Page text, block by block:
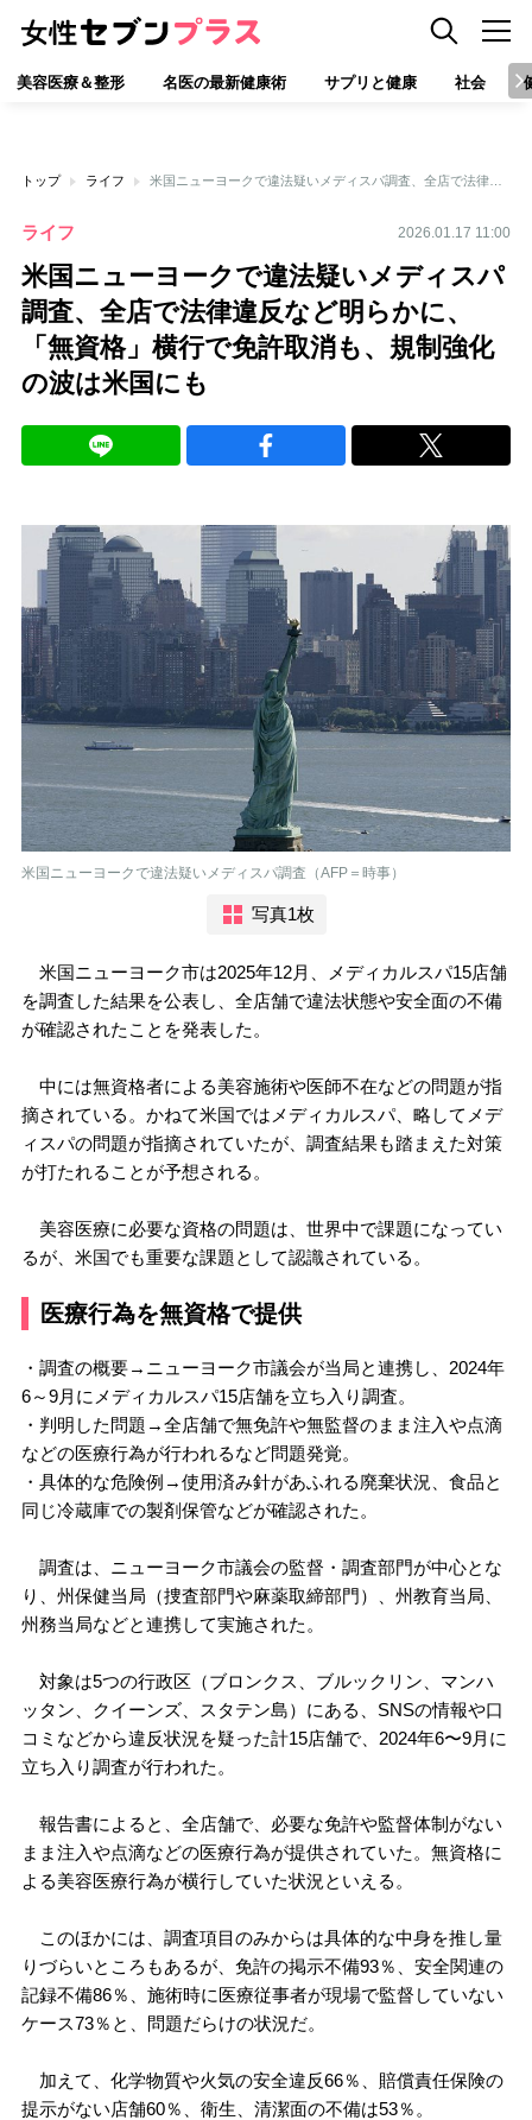
美容医療＆整形 名医の最新健康術 サプリと健康 社会
トップ ライフ 米国ニューヨークで違法疑いメディスパ調査、全店で法律違反など明らかに、「無資格」横行で免許取消も、規制強化の波は米国にも
ライフ 2026.01.17 11:00
米国ニューヨークで違法疑いメディスパ
調査、全店で法律違反など明らかに、
「無資格」横行で免許取消も、規制強化
の波は米国にも
米国ニューヨークで違法疑いメディスパ調査（AFP＝時事）
写真1枚
米国ニューヨーク市は2025年12月、メディカルスパ15店舗
を調査した結果を公表し、全店舗で違法状態や安全面の不備
が確認されたことを発表した。
中には無資格者による美容施術や医師不在などの問題が指
摘されている。かねて米国ではメディカルスパ、略してメデ
ィスパの問題が指摘されていたが、調査結果も踏まえた対策
が打たれることが予想される。
美容医療に必要な資格の問題は、世界中で課題になってい
るが、米国でも重要な課題として認識されている。
医療行為を無資格で提供
・調査の概要→ニューヨーク市議会が当局と連携し、2024年
6～9月にメディカルスパ15店舗を立ち入り調査。
・判明した問題→全店舗で無免許や無監督のまま注入や点滴
などの医療行為が行われるなど問題発覚。
・具体的な危険例→使用済み針があふれる廃棄状況、食品と
同じ冷蔵庫での製剤保管などが確認された。
調査は、ニューヨーク市議会の監督・調査部門が中心とな
り、州保健当局（捜査部門や麻薬取締部門）、州教育当局、
州務当局などと連携して実施された。
対象は5つの行政区（ブロンクス、ブルックリン、マンハ
ッタン、クイーンズ、スタテン島）にある、SNSの情報や口
コミなどから違反状況を疑った計15店舗で、2024年6〜9月に
立ち入り調査が行われた。
報告書によると、全店舗で、必要な免許や監督体制がない
まま注入や点滴などの医療行為が提供されていた。無資格に
よる美容医療行為が横行していた状況といえる。
このほかには、調査項目のみからは具体的な中身を推し量
りづらいところもあるが、免許の掲示不備93％、安全関連の
記録不備86％、施術時に医療従事者が現場で監督していない
ケース73％と、問題だらけの状況だ。
加えて、化学物質や火気の安全違反66％、賠償責任保険の
提示がない店舗60％、衛生、清潔面の不備は53％。